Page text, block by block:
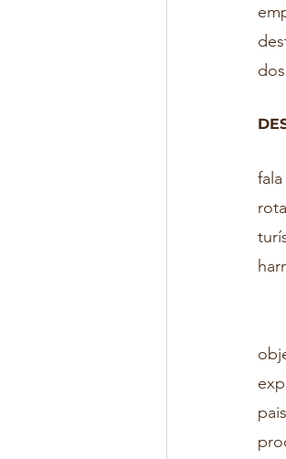
A cultura, o turismo e a gastronomia são o tripé de